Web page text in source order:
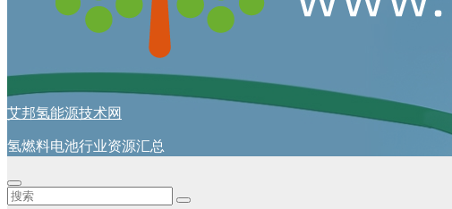
艾邦氢能源技术网
氢燃料电池行业资源汇总